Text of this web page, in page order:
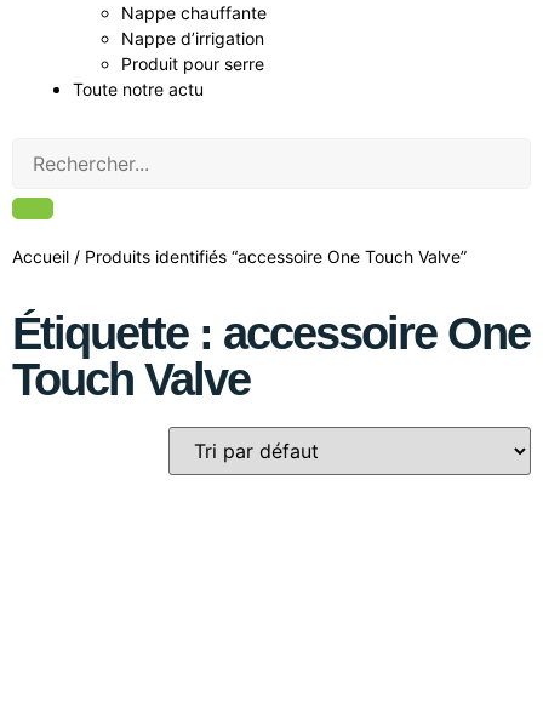
Nappe chauffante
Nappe d’irrigation
Produit pour serre
Toute notre actu
Accueil / Produits identifiés “accessoire One Touch Valve”
Étiquette : accessoire One
Touch Valve